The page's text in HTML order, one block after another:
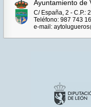
Ayuntamiento de
C/ España, 2 - C.P.:
Teléfono: 987 743
e-mail: